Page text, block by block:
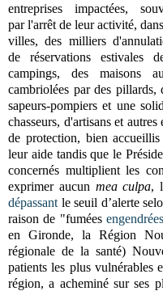
entreprises impactées,
par l'arrêt de leur activité,
villes, des milliers
de réservations estivales
campings, des maisons
cambriolées par des pillards,
sapeurs-pompiers et une
chasseurs, d'artisans et
de protection, bien
leur aide tandis que le
concernés multiplient les
exprimer aucun mea culpa,
dépassant le seuil d’alerte
raison de "fumées engendrées
en Gironde, la Région
régionale de la santé)
patients les plus vulnérables
région, a acheminé sur ses